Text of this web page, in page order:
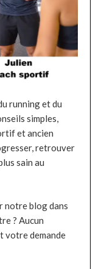
running et du
simples,
et ancien
retrouver
sain au
notre blog dans
? Aucun
votre demande